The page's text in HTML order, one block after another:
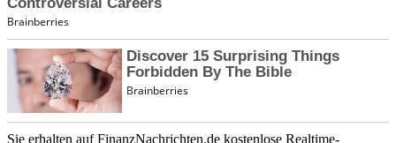
Sie erhalten auf FinanzNachrichten.de kostenlose Realtime-